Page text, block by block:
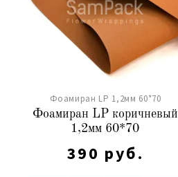
Фоамиран LP 1,2мм 60*70
Фоамиран LP коричневый
1,2мм 60*70
390 руб.